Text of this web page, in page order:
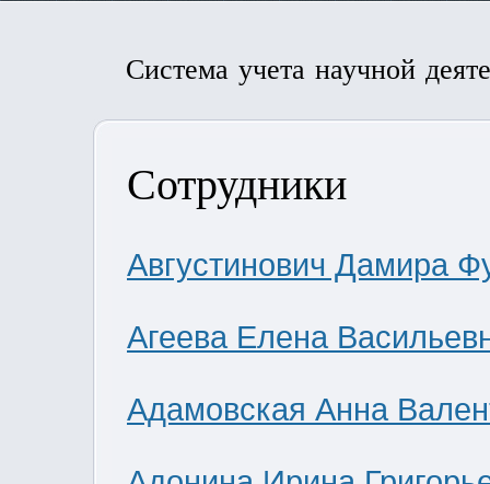
Система учета научной
Сотрудники
Августинович Дамира
Агеева Елена
Адамовская Анна